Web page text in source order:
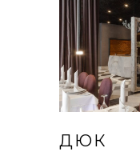
ДЮК